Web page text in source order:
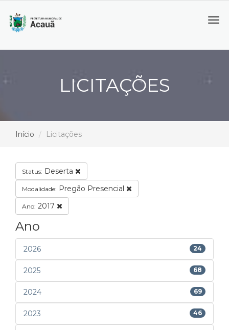
LICITAÇÕES
Início Licitações
Status: Deserta
Modalidade: Pregão Presencial
Ano: 2017
Ano
2026 24
2025 68
2024 69
2023 46